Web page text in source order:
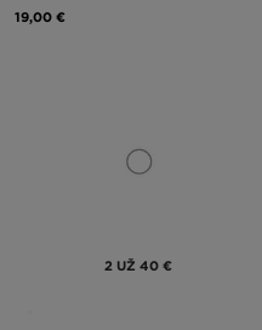
19,00 €
2 UŽ 40 €